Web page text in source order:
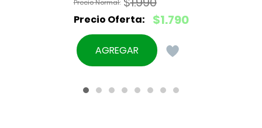
El
precio
original
$1.790
El
precio
actual
$1.790.
AGREGAR